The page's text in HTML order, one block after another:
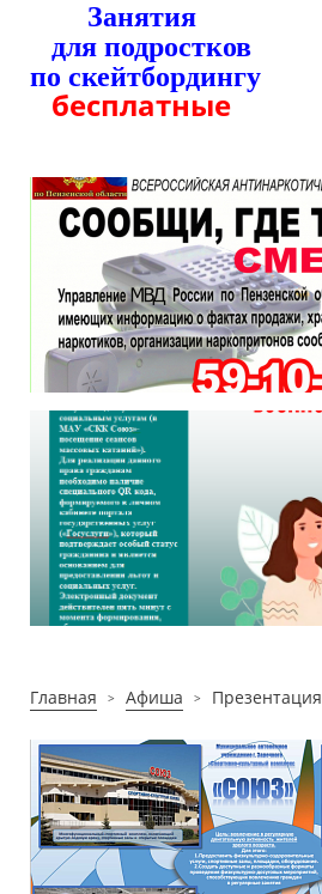
Занятия
для подростков
по скейтбордингу
бесплатные
Главная Афиша Презентация